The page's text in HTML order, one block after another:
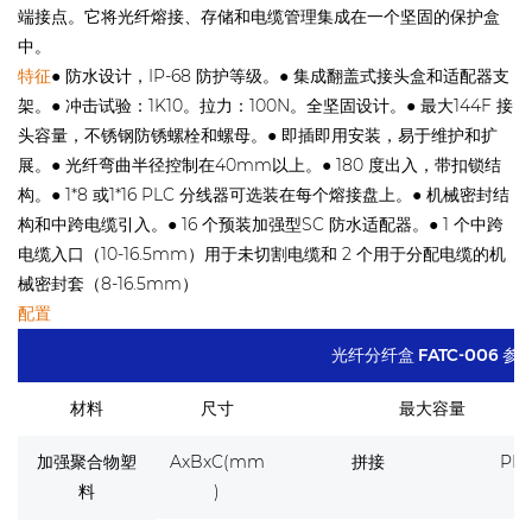
端接点。它将光纤熔接、存储和电缆管理集成在一个坚固的保护盒
中。
特征● 防水设计，IP-68 防护等级。● 集成翻盖式接头盒和适配器支
架。● 冲击试验：1K10。拉力：100N。全坚固设计。● 最大144F 接
头容量，不锈钢防锈螺栓和螺母。● 即插即用安装，易于维护和扩
展。● 光纤弯曲半径控制在40mm以上。● 180 度出入，带扣锁结
构。● 1*8 或1*16 PLC 分线器可选装在每个熔接盘上。● 机械密封结
构和中跨电缆引入。● 16 个预装加强型SC 防水适配器。● 1 个中跨
电缆入口（10-16.5mm）用于未切割电缆和 2 个用于分配电缆的机
械密封套（8-16.5mm）
配置
光纤分纤盒 FATC-006 参
材料 尺寸 最大容量
加强聚合物塑
料
AxBxC(mm
)
拼接